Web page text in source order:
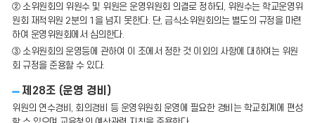
② 소위원회의 위원수 및 위원은 운영위원회 의결로 정하되, 위원수는 학교운영위
원회 재적위원 2분의 1을 넘지 못한다. 단, 급식소위원회의는 별도의 규정을 마련
하여 운영위원회에서 심의한다.
③ 소위원회의 운영등에 관하여 이 조에서 정한 것 이외의 사항에 대하여는 위원
회 규정을 준용할 수 있다.
제28조 (운영 경비)
위원의 연수경비, 회의경비 등 운영위원회 운영에 필요한 경비는 학교회계에 편성